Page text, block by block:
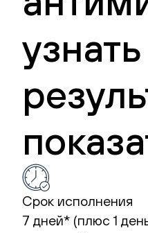
Срок исполнения
7 дней* (плюс 1